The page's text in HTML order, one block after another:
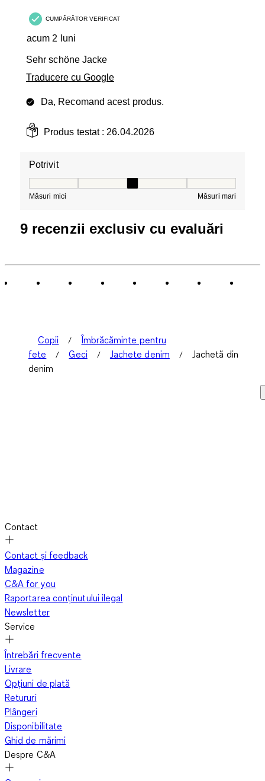
CUMPĂRĂTOR VERIFICAT
acum 2 luni
Sehr schöne Jacke
Traducere cu Google
Da, Recomand acest produs.
Produs testat :26.04.2026
Potrivit
Măsuri mici Măsuri mari
9 recenzii exclusiv cu evaluări
Copii
Îmbrăcăminte pentru
fete
Geci Jachete denim
Jachetă din
denim
Contact
Contact și feedback
Magazine
C&A for you
Raportarea conținutului ilegal
Newsletter
Service
Întrebări frecvente
Livrare
Opțiuni de plată
Retururi
Plângeri
Disponibilitate
Ghid de mărimi
Despre C&A